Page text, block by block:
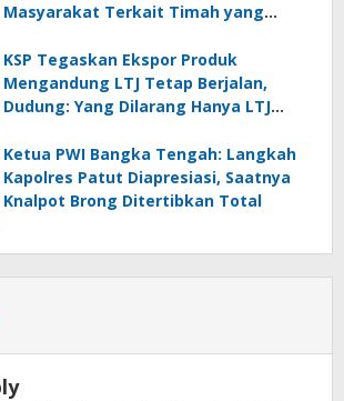
Masyarakat Terkait Timah yang
KSP Tegaskan Ekspor Produk
Mengandung LTJ Tetap Berjalan,
Dudung: Yang Dilarang Hanya LTJ
Ketua PWI Bangka Tengah: Langkah
Kapolres Patut Diapresiasi, Saatnya
Knalpot Brong Ditertibkan Total